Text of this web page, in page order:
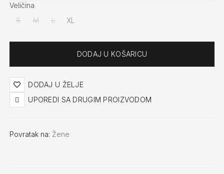
Veličina
S
(nema na stanju)
M (nema na stanju)
L (nema na stanju)
XL
DODAJ U ŽELJE
UPOREDI SA DRUGIM PROIZVODOM
Povratak na: Žene